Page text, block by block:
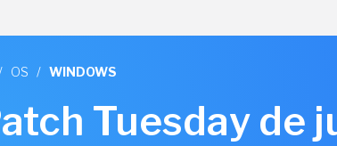
OS / WINDOWS
Tuesday de